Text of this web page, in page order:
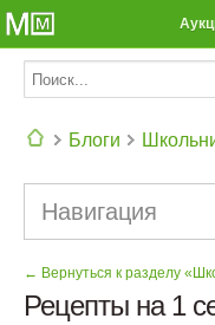
Блоги
Навигация
← Вернуться к разделу
Рецепты на 1